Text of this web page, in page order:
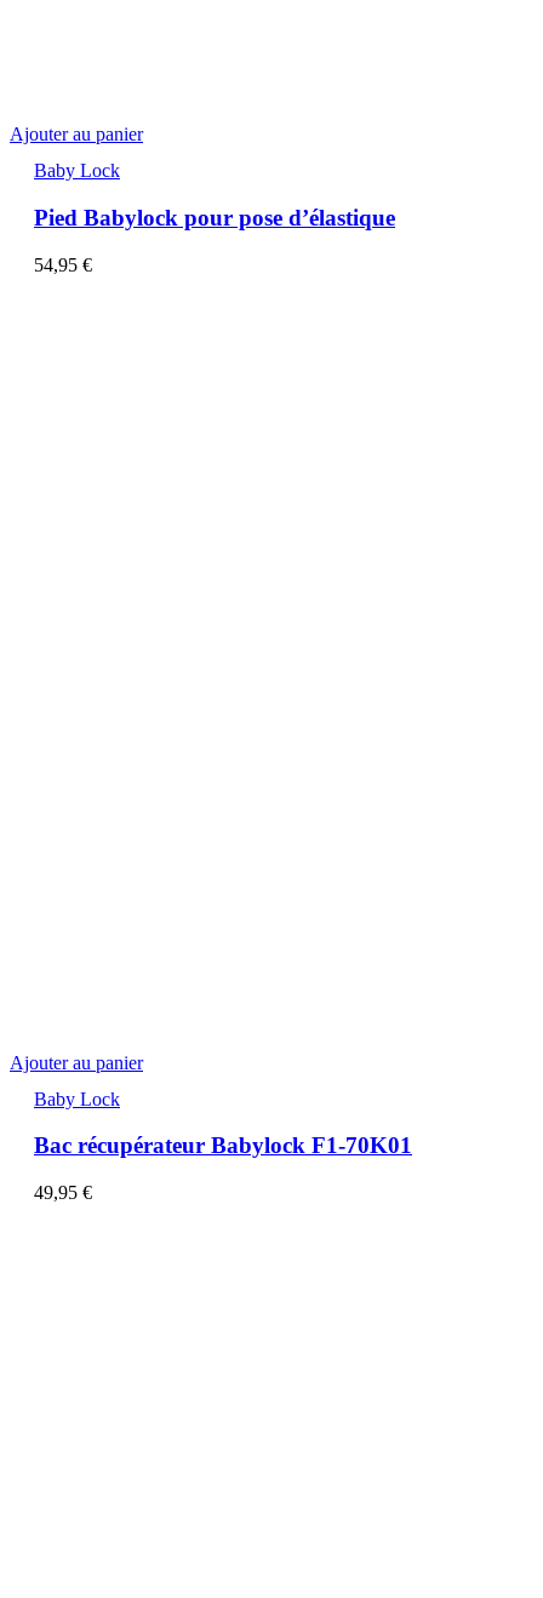
Ajouter au panier
Baby Lock
Pied Babylock pour pose d’élastique
54,95 €
Ajouter au panier
Baby Lock
Bac récupérateur Babylock F1-70K01
49,95 €